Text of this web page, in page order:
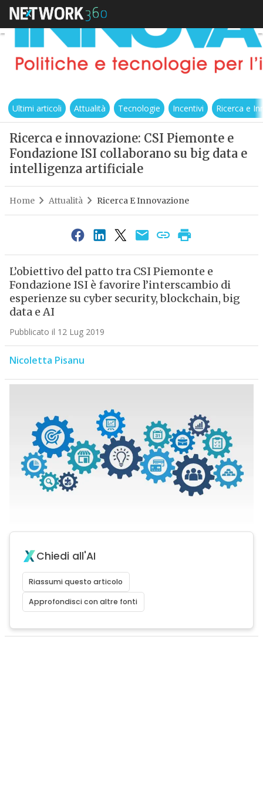
Ultimi articoli Attualità Tecnologie Incentivi Ricerca e
Ricerca e innovazione: CSI Piemonte e
Fondazione ISI collaborano su big data e
intelligenza artificiale
Home Attualità Ricerca E Innovazione
L’obiettivo del patto tra CSI Piemonte e
Fondazione ISI è favorire l’interscambio di
esperienze su cyber security, blockchain, big
data e AI
Pubblicato il 12 Lug 2019
Nicoletta Pisanu
Chiedi all'AI
Riassumi questo articolo
Approfondisci con altre fonti